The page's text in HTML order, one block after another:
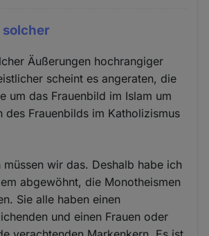
Äußerungen hochrangiger
scheint es angeraten, die
um das Frauenbild im Islam um
des Frauenbilds im Katholizismus
müssen wir das. Deshalb habe ich
abgewöhnt, die Monotheismen
Sie alle haben einen
und einen Frauen oder